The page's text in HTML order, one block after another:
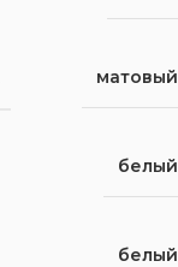
матовый
белый
белый